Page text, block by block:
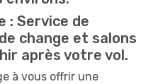
: Service de
change et salons
après votre vol.
à vous offrir une